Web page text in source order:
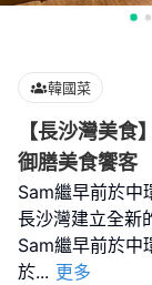
韓國菜
【長沙灣美食
御膳美食饗客
Sam繼早前於中
長沙灣建立全新
Sam繼早前於中
於... 更多